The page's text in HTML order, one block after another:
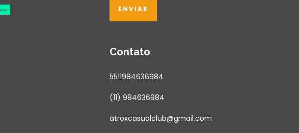
Contato
5511984636984
(11) 984636984
atroxcasualclub@gmail.com